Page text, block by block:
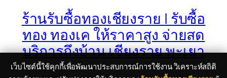
เว็บไซต์นี้ใช้คุกกี้เพื่อพัฒนาประสบการณ์การใช้งาน วิเคราะห์สถิติ
ร้านรับซื้อทองเชียงราย | รับซื้อ
ทอง ทองเค ให้ราคาสูง จ่ายสด
บริการถึงบ้าน เชียงราย พะเยา